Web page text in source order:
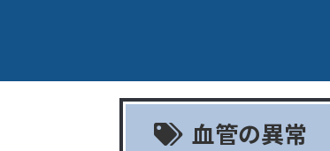
血管の異常